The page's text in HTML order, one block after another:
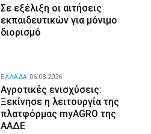
Σε εξέλιξη οι αιτήσεις
εκπαιδευτικών για μόνιμο
διορισμό
Αγροτικές ενισχύσεις:
Ξεκίνησε η λειτουργία της
πλατφόρμας myAGRO της
ΑΑΔΕ
ΕΛΛΑΔΑ 06.08.2026